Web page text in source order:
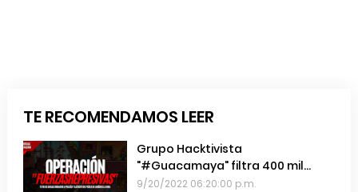
TE RECOMENDAMOS LEER
Grupo Hacktivista
"#Guacamaya" filtra 400 mil
emails de las Fuerzas Armadas de
9/20/2022 06:20:00 p.m.